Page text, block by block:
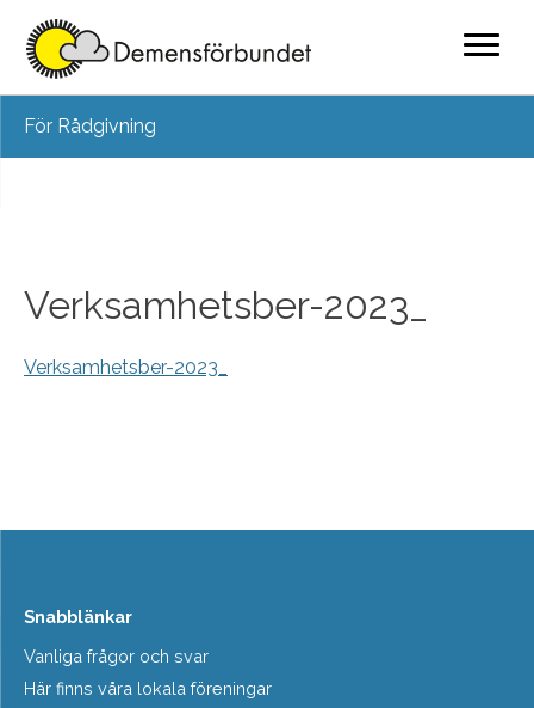
content
För Rådgivning
Verksamhetsber-2023_
Verksamhetsber-2023_
Snabblänkar
Vanliga frågor och svar
Här finns våra lokala föreningar